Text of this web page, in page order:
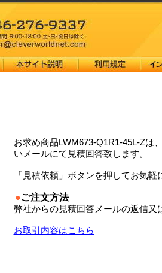
お求め商品LWM673-Q1R1-45L-Zは
いメールにて見積回答致します。
「見積依頼」ボタンを押してお気軽
●ご注文方法
弊社からの見積回答メールの返信又
お取引内容はこちら